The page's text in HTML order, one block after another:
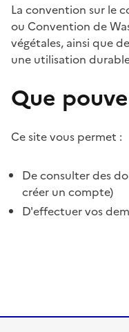
La convention sur le
ou Convention de
végétales, ainsi que
une utilisation
Que
Ce site vous permet :
De consulter des
créer un compte)
D'effectuer vos